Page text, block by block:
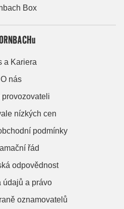
Box
a Kariera
O nás
provozovateli
nízkých cen
podmínky
řád
odpovědnost
údajů a právo
oznamovatelů